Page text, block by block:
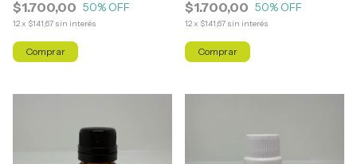
$1.700,00 50% OFF
12x $141,67 sin interés
$1.700,00 50% OFF
12x $141,67 sin interés